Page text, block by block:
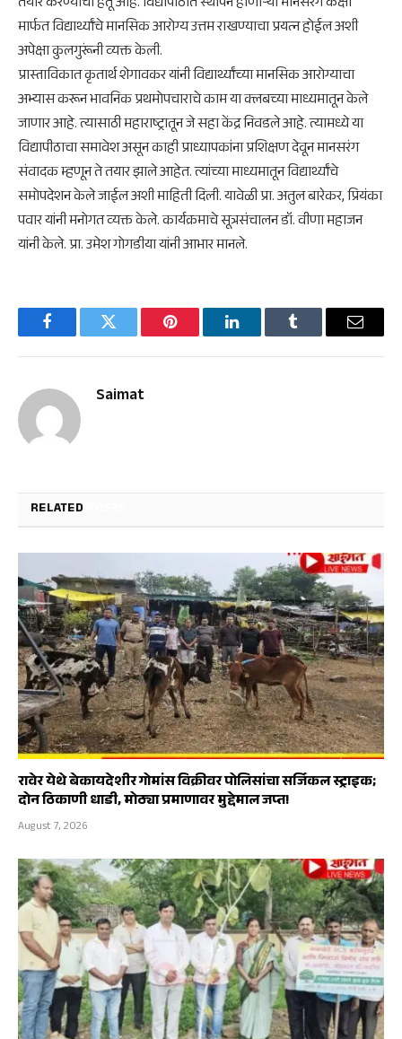
मार्फत विद्यार्थ्यांचे मानसिक आरोग्य उत्तम राखण्याचा प्रयत्न होईल अशी
अपेक्षा कुलगुरूंनी व्यक्त केली.
प्रास्ताविकात कृतार्थ शेगावकर यांनी विद्यार्थ्यांच्या मानसिक आरोग्याचा
अभ्यास करून भावनिक प्रथमोपचाराचे काम या क्लबच्या माध्यमातून केले
जाणार आहे. त्यासाठी महाराष्ट्रातून जे सहा केंद्र निवडले आहे. त्यामध्ये या
विद्यापीठाचा समावेश असून काही प्राध्यापकांना प्रशिक्षण देवून मानसरंग
संवादक म्हणून ते तयार झाले आहेत. त्यांच्या माध्यमातून विद्यार्थ्यांचे
समोपदेशन केले जाईल अशी माहिती दिली. यावेळी प्रा. अतुल बारेकर, प्रियंका
पवार यांनी मनोगत व्यक्त केले. कार्यक्रमाचे सूत्रसंचालन डॉ. वीणा महाजन
यांनी केले. प्रा. उमेश गोगडीया यांनी आभार मानले.
FacebookTwitter Pinterest LinkedInTumblr Email
Saimat
RELATED
रावेर येथे बेकायदेशीर गोमांस विक्रीवर पोलिसांचा सर्जिकल स्ट्राइक;
दोन ठिकाणी धाडी, मोठ्या प्रमाणावर मुद्देमाल जप्त!
August 7, 2026